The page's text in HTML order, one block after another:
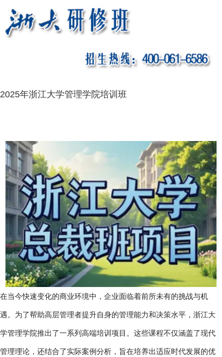
2025年浙江大学管理学院培训班
在当今快速变化的商业环境中，企业面临着前所未有的挑战与机
遇。为了帮助高层管理者提升自身的管理能力和决策水平，浙江大
学管理学院推出了一系列高端培训项目。这些课程不仅涵盖了现代
管理理论，还结合了实际案例分析，旨在培养出适应时代发展的优